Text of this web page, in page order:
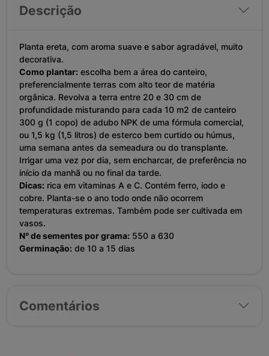
Descrição
Planta ereta, com aroma suave e sabor agradável, muito
decorativa.
Como plantar: escolha bem a área do canteiro,
preferencialmente terras com alto teor de matéria
orgânica. Revolva a terra entre 20 e 30 cm de
profundidade misturando para cada 10 m2 de canteiro
300 g (1 copo) de adubo NPK de uma fórmula comercial,
ou 1,5 kg (1,5 litros) de esterco bem curtido ou húmus,
uma semana antes da semeadura ou do transplante.
Irrigar uma vez por dia, sem encharcar, de preferência no
início da manhã ou no final da tarde.
Dicas: rica em vitaminas A e C. Contém ferro, iodo e
cobre. Planta-se o ano todo onde não ocorrem
temperaturas extremas. Também pode ser cultivada em
vasos.
N° de sementes por grama: 550 a 630
Germinação: de 10 a 15 dias
Comentários